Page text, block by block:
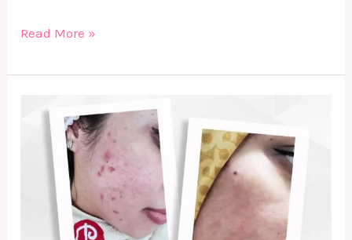
Read More »
Treatment
Revitalize